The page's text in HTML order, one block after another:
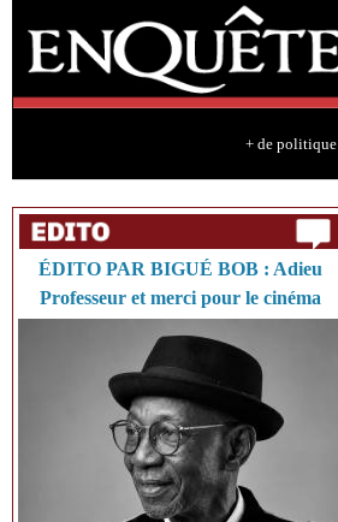
+ de politique
ÉDITO PAR BIGUÉ BOB : Adieu
Professeur et merci pour le cinéma